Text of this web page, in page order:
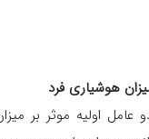
هوشیاری فرد
اولیه موثر بر